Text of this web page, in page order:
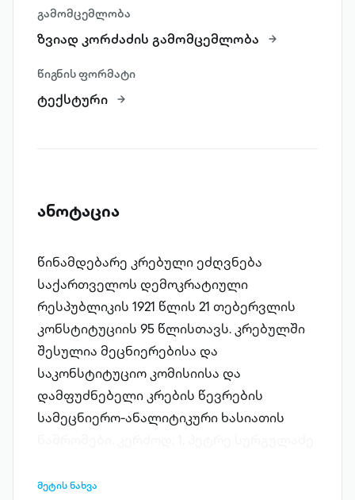
გამომცემლობა
ზვიად კორძაძის გამომცემლობა
წიგნის ფორმატი
ტექსტური
ანოტაცია
წინამდებარე კრებული ეძღვნება
საქართველოს დემოკრატიული
რესპუბლიკის 1921 წლის 21 თებერვლის
კონსტიტუციის 95 წლისთავს. კრებულში
შესულია მეცნიერებისა და
საკონსტიტუციო კომისიისა და
დამფუძნებელი კრების წევრების
სამეცნიერო-ანალიტიკური ხასიათის
საერთაშორისო მნიშვნელობა; 2. ფრანც
მეტის ნახვა